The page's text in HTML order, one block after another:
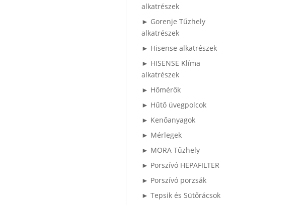
alkatrészek
► Gorenje Tűzhely
alkatrészek
► Hisense alkatrészek
► HISENSE Klíma
alkatrészek
► Hőmérők
► Hűtő üvegpolcok
► Kenőanyagok
► Mérlegek
► MORA Tűzhely
► Porszívó HEPAFILTER
► Porszívó porzsák
► Tepsik és Sütőrácsok